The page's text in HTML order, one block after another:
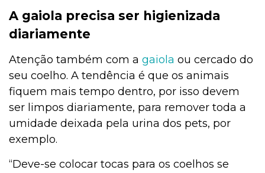
A gaiola precisa ser higienizada
diariamente
Atenção também com a gaiola ou cercado do
seu coelho. A tendência é que os animais
fiquem mais tempo dentro, por isso devem
ser limpos diariamente, para remover toda a
umidade deixada pela urina dos pets, por
exemplo.
“Deve-se colocar tocas para os coelhos se